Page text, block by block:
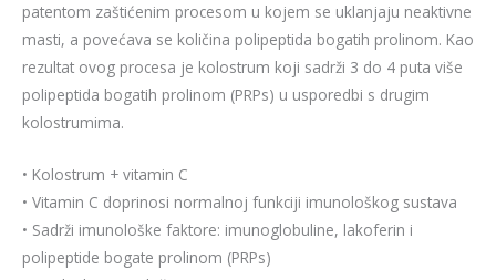
patentom zaštićenim procesom u kojem se uklanjaju neaktivne
masti, a povećava se količina polipeptida bogatih prolinom. Kao
rezultat ovog procesa je kolostrum koji sadrži 3 do 4 puta više
polipeptida bogatih prolinom (PRPs) u usporedbi s drugim
kolostrumima.
• Kolostrum + vitamin C
• Vitamin C doprinosi normalnoj funkciji imunološkog sustava
• Sadrži imunološke faktore: imunoglobuline, lakoferin i
polipeptide bogate prolinom (PRPs)